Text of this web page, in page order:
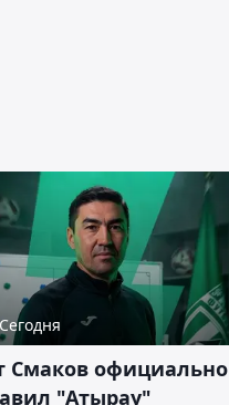
Смаков официально
"Атырау"